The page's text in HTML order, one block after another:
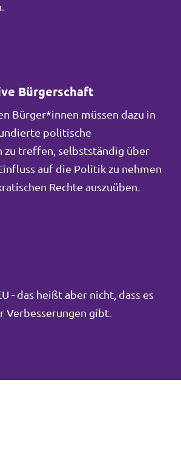
Bürgerschaft
Bürger*innen müssen dazu in
politische
zu treffen, selbstständig über
auf die Politik zu nehmen
Rechte auszuüben.
- das heißt aber nicht, dass es
Verbesserungen gibt.